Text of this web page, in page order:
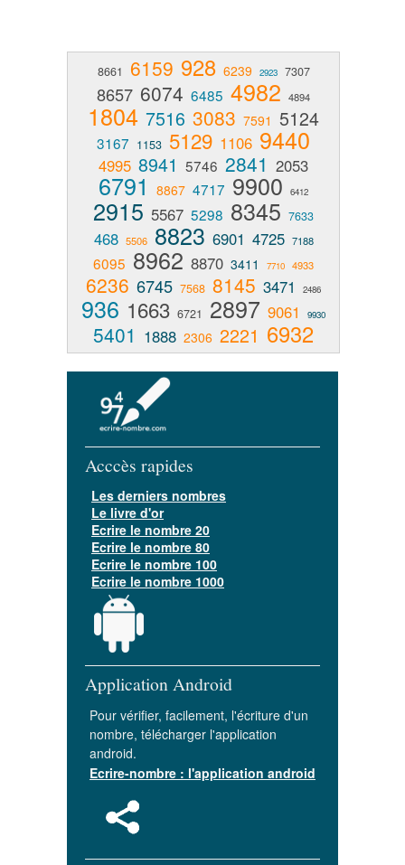
8661 6159 928 6239 2923 7307
8657 6074 6485 4982 4894
1804 7516 3083 7591 5124
3167 1153 5129 1106 9440
4995 8941 5746 2841 2053
6791 8867 4717 9900 6412
2915 5567 5298 8345 7633
468 5506 8823 6901 4725 7188
6095 8962 8870 3411 7710 4933
6236 6745 7568 8145 3471 2486
936 1663 6721 2897 9061 9930
5401 1888 2306 2221 6932
Acccès rapides
Les derniers nombres
Le livre d'or
Ecrire le nombre 20
Ecrire le nombre 80
Ecrire le nombre 100
Ecrire le nombre 1000
Application Android
Pour vérifier, facilement, l'écriture d'un
nombre, télécharger l'application
android.
Ecrire-nombre : l'application android